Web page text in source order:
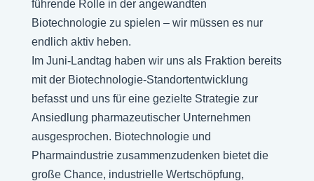
führende Rolle in der angewandten
Biotechnologie zu spielen – wir müssen es nur
endlich aktiv heben.
Im Juni-Landtag haben wir uns als Fraktion bereits
mit der Biotechnologie-Standortentwicklung
befasst und uns für eine gezielte Strategie zur
Ansiedlung pharmazeutischer Unternehmen
ausgesprochen. Biotechnologie und
Pharmaindustrie zusammenzudenken bietet die
große Chance, industrielle Wertschöpfung,